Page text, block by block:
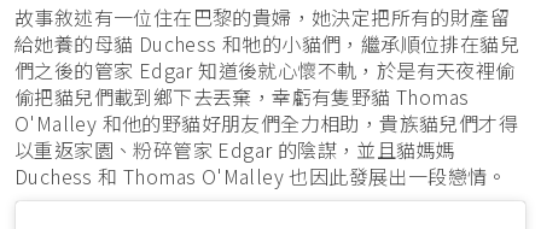
故事敘述有一位住在巴黎的貴婦，她決定把所有的財產留
給她養的母貓 Duchess 和牠的小貓們，繼承順位排在貓兒
們之後的管家 Edgar 知道後就心懷不軌，於是有天夜裡偷
偷把貓兒們載到鄉下去丟棄，幸虧有隻野貓 Thomas
O'Malley 和他的野貓好朋友們全力相助，貴族貓兒們才得
以重返家園、粉碎管家 Edgar 的陰謀，並且貓媽媽
Duchess 和 Thomas O'Malley 也因此發展出一段戀情。